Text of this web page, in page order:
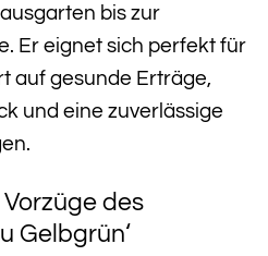
bis zur
Er eignet sich perfekt für
auf gesunde Erträge,
und eine zuverlässige
des
Gelbgrün‘